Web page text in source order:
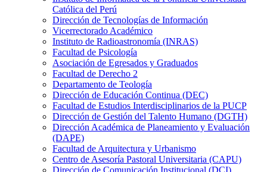
Católica del Perú
Dirección de Tecnologías de Información
Vicerrectorado Académico
Instituto de Radioastronomía (INRAS)
Facultad de Psicología
Asociación de Egresados y Graduados
Facultad de Derecho 2
Departamento de Teología
Dirección de Educación Continua (DEC)
Facultad de Estudios Interdisciplinarios de la PUCP
Dirección de Gestión del Talento Humano (DGTH)
Dirección Académica de Planeamiento y Evaluación
(DAPE)
Facultad de Arquitectura y Urbanismo
Centro de Asesoría Pastoral Universitaria (CAPU)
Dirección de Comunicación Institucional (DCI)